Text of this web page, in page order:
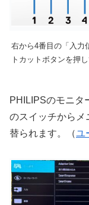
右から4番目の「入力
トカットボタンを押
PHILIPSのモニ
のスイッチからメ
替られます。（ユ